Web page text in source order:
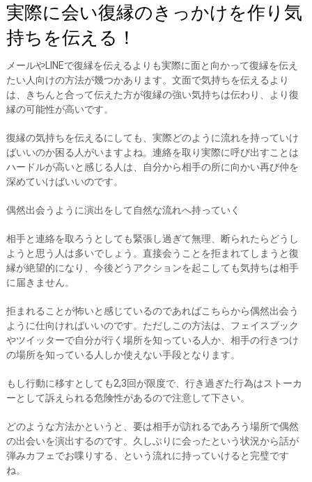
実際に会い復縁のきっかけを作り気
持ちを伝える！
メールやLINEで復縁を伝えるよりも実際に面と向かって復縁を伝え
たい人向けの方法が幾つかあります。文面で気持ちを伝えるより
は、きちんと合って伝えた方が復縁の強い気持ちは伝わり、より復
縁の可能性が高いです。
復縁の気持ちを伝えるにしても、実際どのように流れを持っていけ
ばいいのか困る人がいますよね。連絡を取り実際に呼び出すことは
ハードルが高いと感じる人は、自分から相手の所に向かい再び仲を
深めていけばいいのです。
偶然出会うように演出をして自然な流れへ持っていく
相手と連絡を取ろうとしても緊張し過ぎて無理、断られたらどうし
ようと思う人は多いでしょう。直接会うことを拒まれてしまうと復
縁が絶望的になり、今後どうアクションを起こしても気持ちは相手
に届きません。
拒まれることが怖いと感じているのであればこちらから偶然出会う
ように仕向ければいいのです。ただしこの方法は、フェイスブック
やツイッターで自分が行く場所を知っている人か、相手の行きつけ
の場所を知っている人しか使えない手段となります。
もし行動に移すとしても2,3回が限度で、行き過ぎた行為はストーカ
ーとして訴えられる危険性があるので注意して下さい。
どのような方法かというと、要は相手が訪れるであろう場所で偶然
の出会いを演出するのです。久しぶりに会ったという状況から話が
弾みカフェでお喋りする、という流れに持っていけると完璧です
ね。